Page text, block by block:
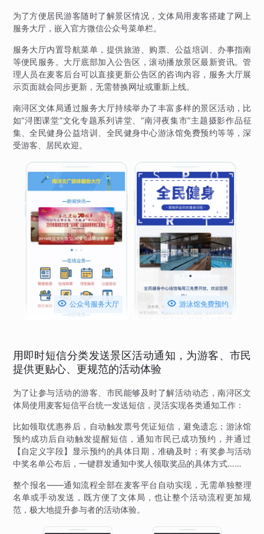
为了方便居民游客随时了解景区情况，文体局用麦客搭建了网上
服务大厅，嵌入官方微信公众号菜单栏。
服务大厅内置导航菜单，提供旅游、购票、公益培训、办事指南
等便民服务。大厅底部加入公告区，滚动播放景区最新资讯。管
理人员在麦客后台可以直接更新公告区的咨询内容，服务大厅展
示页面就会同步更新，无需替换网址或重新上线。
南浔区文体局通过服务大厅持续举办了丰富多样的景区活动，比
如“浔图课堂”文化专题系列讲堂、“南浔夜集市”主题摄影作品征
集、全民健身公益培训、全民健身中心游泳馆免费预约等等，深
受游客、居民欢迎。
 公众号服务大厅  游泳馆免费预约
用即时短信分类发送景区活动通知，为游客、市民
提供更贴心、更规范的活动体验
为了让参与活动的游客、市民能够及时了解活动动态，南浔区文
体局使用麦客短信平台统一发送短信，灵活实现各类通知工作：
比如领取优惠券后，自动触发票号凭证短信，避免遗忘；游泳馆
预约成功后自动触发提醒短信，通知市民已成功预约，并通过
【自定义字段】显示预约的具体日期，准确及时；有奖参与活动
中奖名单公布后，一键群发通知中奖人领取奖品的具体方式……
整个报名——通知流程全部在麦客平台自动实现，无需单独整理
名单或手动发送，既方便了文体局，也让整个活动流程更加规
范，极大地提升参与者的活动体验。